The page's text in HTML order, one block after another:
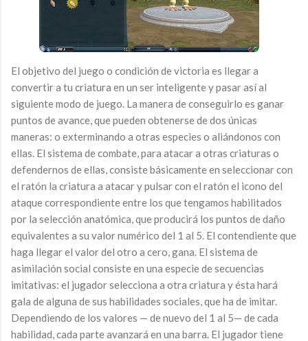
El objetivo del juego o condición de victoria es llegar a
convertir a tu criatura en un ser inteligente y pasar así al
siguiente modo de juego. La manera de conseguirlo es ganar
puntos de avance, que pueden obtenerse de dos únicas
maneras: o exterminando a otras especies o aliándonos con
ellas. El sistema de combate, para atacar a otras criaturas o
defendernos de ellas, consiste básicamente en seleccionar con
el ratón la criatura a atacar y pulsar con el ratón el icono del
ataque correspondiente entre los que tengamos habilitados
por la selección anatómica, que producirá los puntos de daño
equivalentes a su valor numérico del 1 al 5. El contendiente que
haga llegar el valor del otro a cero, gana. El sistema de
asimilación social consiste en una especie de secuencias
imitativas: el jugador selecciona a otra criatura y ésta hará
gala de alguna de sus habilidades sociales, que ha de imitar.
Dependiendo de los valores — de nuevo del 1 al 5— de cada
habilidad, cada parte avanzará en una barra. El jugador tiene